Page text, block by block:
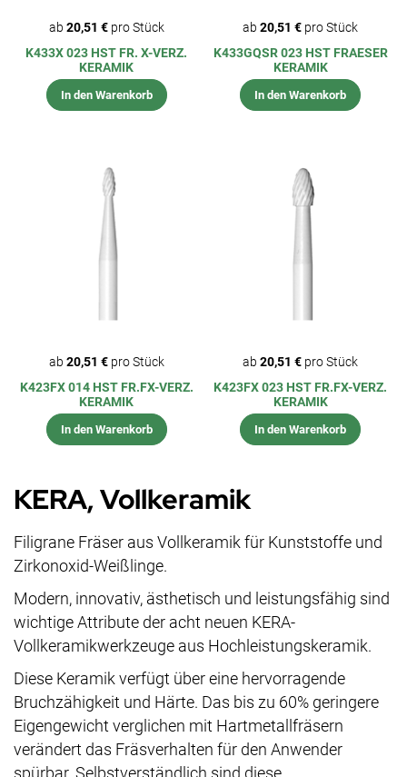
ab 20,51 €pro Stück
K433X 023 HST FR. X-VERZ.
KERAMIK
In den Warenkorb
ab20,51 € pro Stück
K433GQSR 023 HST FRAESER
KERAMIK
In den Warenkorb
ab 20,51 €pro Stück
K423FX 014 HST FR.FX-VERZ.
KERAMIK
In den Warenkorb
ab20,51 € pro Stück
K423FX 023 HST FR.FX-VERZ.
KERAMIK
In den Warenkorb
KERA, Vollkeramik
Filigrane Fräser aus Vollkeramik für Kunststoffe und
Zirkonoxid-Weißlinge.
Modern, innovativ, ästhetisch und leistungsfähig sind
wichtige Attribute der acht neuen KERA-
Vollkeramikwerkzeuge aus Hochleistungskeramik.
Diese Keramik verfügt über eine hervorragende
Bruchzähigkeit und Härte. Das bis zu 60% geringere
Eigengewicht verglichen mit Hartmetallfräsern
verändert das Fräsverhalten für den Anwender
spürbar. Selbstverständlich sind diese